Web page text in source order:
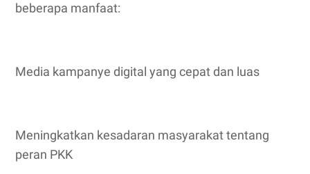
beberapa manfaat:
Media kampanye digital yang cepat dan luas
Meningkatkan kesadaran masyarakat tentang
peran PKK